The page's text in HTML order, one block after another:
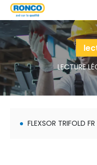
LECTURE
FLEXSOR TRIFOLD FR